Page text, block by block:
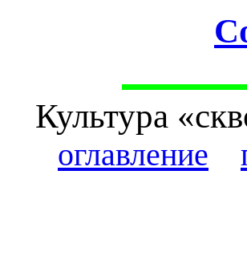
Культура
оглавление